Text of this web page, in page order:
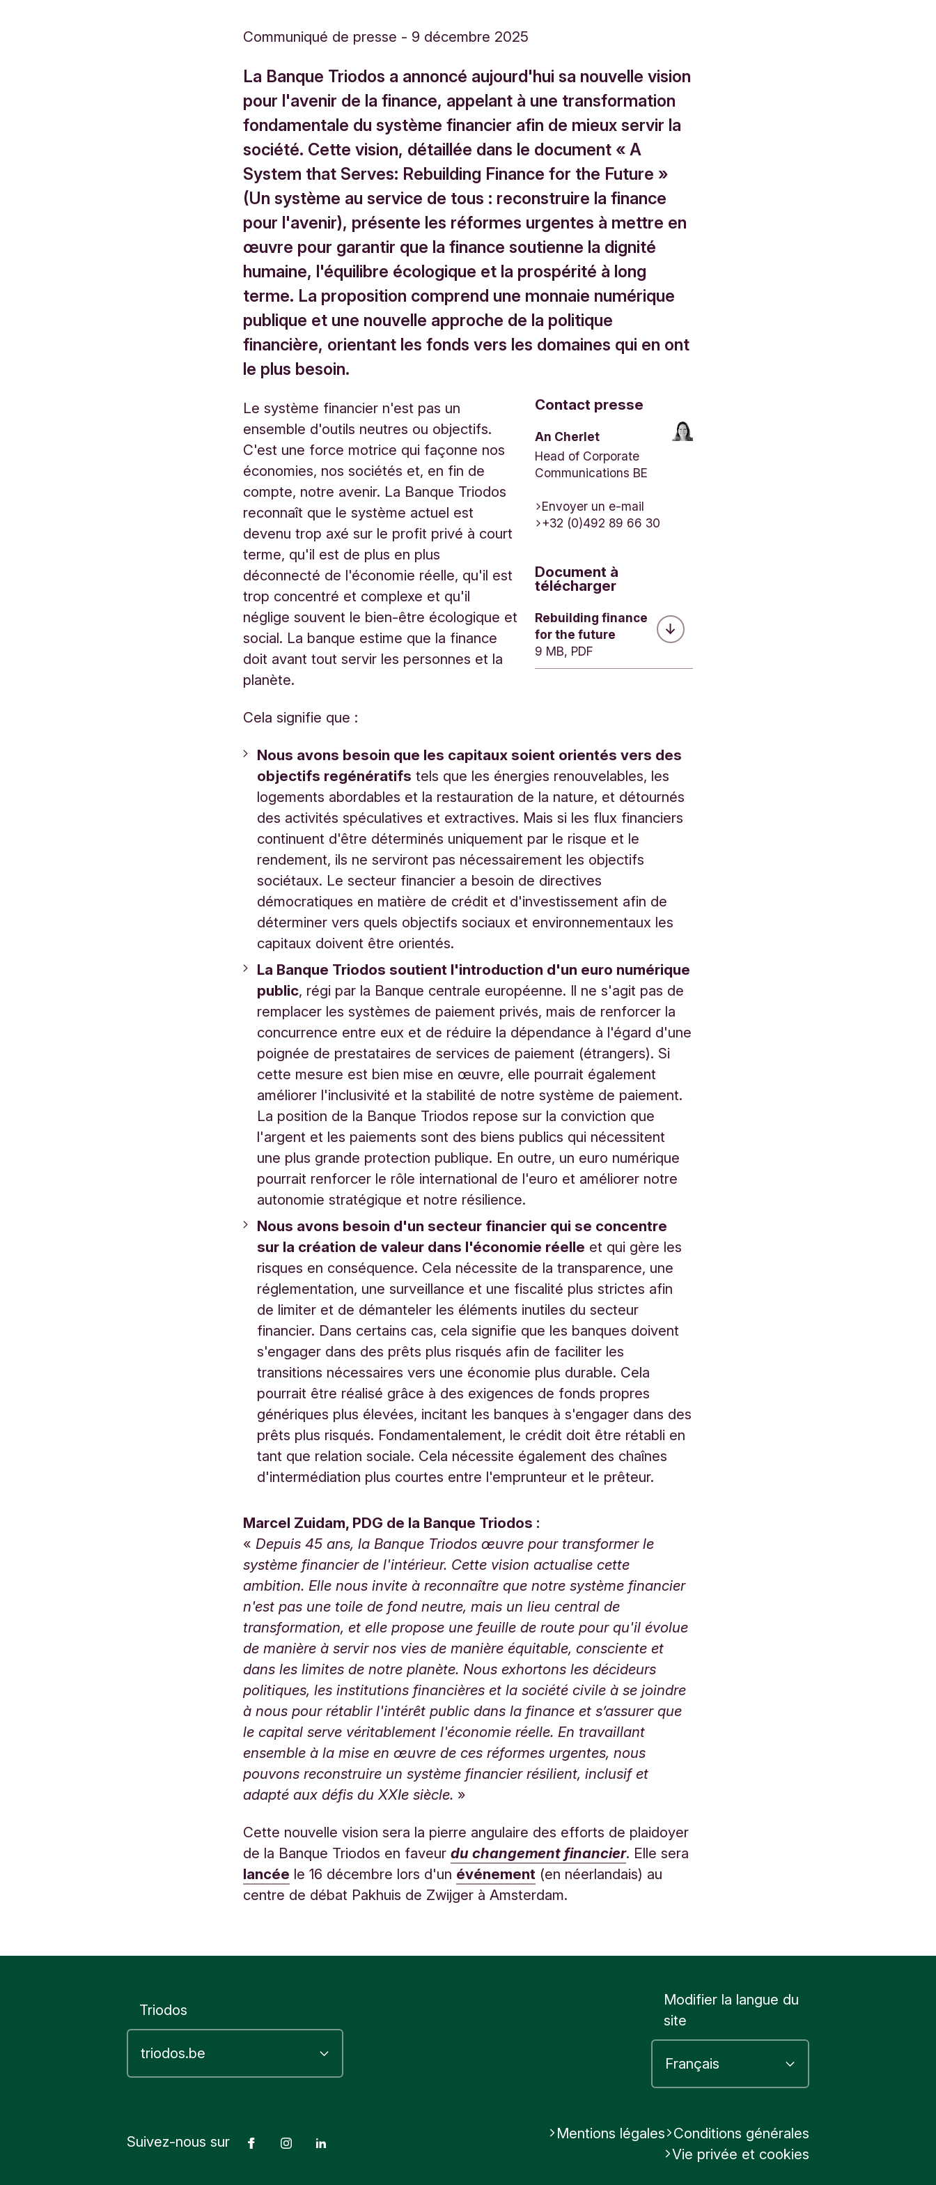
Communiqué de presse - 9 décembre 2025
La Banque Triodos a annoncé aujourd'hui sa nouvelle vision
pour l'avenir de la finance, appelant à une transformation
fondamentale du système financier afin de mieux servir la
société. Cette vision, détaillée dans le document « A
System that Serves: Rebuilding Finance for the Future »
(Un système au service de tous : reconstruire la finance
pour l'avenir), présente les réformes urgentes à mettre en
œuvre pour garantir que la finance soutienne la dignité
humaine, l'équilibre écologique et la prospérité à long
terme. La proposition comprend une monnaie numérique
publique et une nouvelle approche de la politique
financière, orientant les fonds vers les domaines qui en ont
le plus besoin.
Contact presse
An Cherlet
Head of Corporate
Communications BE
Envoyer un e-mail
+32 (0)492 89 66 30
Document à
télécharger
Rebuilding finance
for the future
9 MB, PDF
Le système financier n'est pas un
ensemble d'outils neutres ou objectifs.
C'est une force motrice qui façonne nos
économies, nos sociétés et, en fin de
compte, notre avenir. La Banque Triodos
reconnaît que le système actuel est
devenu trop axé sur le profit privé à court
terme, qu'il est de plus en plus
déconnecté de l'économie réelle, qu'il est
trop concentré et complexe et qu'il
néglige souvent le bien-être écologique et
social. La banque estime que la finance
doit avant tout servir les personnes et la
planète.
Cela signifie que :
Nous avons besoin que les capitaux soient orientés vers des
objectifs regénératifs tels que les énergies renouvelables, les
logements abordables et la restauration de la nature, et détournés
des activités spéculatives et extractives. Mais si les flux financiers
continuent d'être déterminés uniquement par le risque et le
rendement, ils ne serviront pas nécessairement les objectifs
sociétaux. Le secteur financier a besoin de directives
démocratiques en matière de crédit et d'investissement afin de
déterminer vers quels objectifs sociaux et environnementaux les
capitaux doivent être orientés.
La Banque Triodos soutient l'introduction d'un euro numérique
public, régi par la Banque centrale européenne. Il ne s'agit pas de
remplacer les systèmes de paiement privés, mais de renforcer la
concurrence entre eux et de réduire la dépendance à l'égard d'une
poignée de prestataires de services de paiement (étrangers). Si
cette mesure est bien mise en œuvre, elle pourrait également
améliorer l'inclusivité et la stabilité de notre système de paiement.
La position de la Banque Triodos repose sur la conviction que
l'argent et les paiements sont des biens publics qui nécessitent
une plus grande protection publique. En outre, un euro numérique
pourrait renforcer le rôle international de l'euro et améliorer notre
autonomie stratégique et notre résilience.
Nous avons besoin d'un secteur financier qui se concentre
sur la création de valeur dans l'économie réelle et qui gère les
risques en conséquence. Cela nécessite de la transparence, une
réglementation, une surveillance et une fiscalité plus strictes afin
de limiter et de démanteler les éléments inutiles du secteur
financier. Dans certains cas, cela signifie que les banques doivent
s'engager dans des prêts plus risqués afin de faciliter les
transitions nécessaires vers une économie plus durable. Cela
pourrait être réalisé grâce à des exigences de fonds propres
génériques plus élevées, incitant les banques à s'engager dans des
prêts plus risqués. Fondamentalement, le crédit doit être rétabli en
tant que relation sociale. Cela nécessite également des chaînes
d'intermédiation plus courtes entre l'emprunteur et le prêteur.
Marcel Zuidam, PDG de la Banque Triodos :
«Depuis 45 ans, la Banque Triodos œuvre pour transformer le
système financier de l'intérieur. Cette vision actualise cette
ambition. Elle nous invite à reconnaître que notre système financier
n'est pas une toile de fond neutre, mais un lieu central de
transformation, et elle propose une feuille de route pour qu'il évolue
de manière à servir nos vies de manière équitable, consciente et
dans les limites de notre planète. Nous exhortons les décideurs
politiques, les institutions financières et la société civile à se joindre
à nous pour rétablir l'intérêt public dans la finance et s’assurer que
le capital serve véritablement l'économie réelle. En travaillant
ensemble à la mise en œuvre de ces réformes urgentes, nous
pouvons reconstruire un système financier résilient, inclusif et
adapté aux défis du XXIe siècle. »
Cette nouvelle vision sera la pierre angulaire des efforts de plaidoyer
de la Banque Triodos en faveurdu changement financier. Elle sera
lancée le 16 décembre lors d'un événement (en néerlandais) au
centre de débat Pakhuis de Zwijger à Amsterdam.
Triodos
Modifier la langue du
site
Suivez-nous sur FacebookInstagram Mentions légales Conditions générales
Vie privée et cookies